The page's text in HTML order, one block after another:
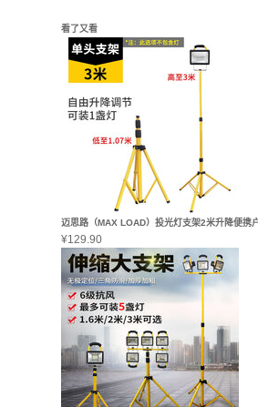
看了又看
迈思路（MAX LOAD）投光灯支架2米升降便携
¥129.90